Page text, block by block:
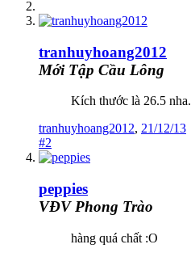
tranhuyhoang2012
Mới Tập Cầu Lông
Kích thước là 26.5 nha.
tranhuyhoang2012, 21/12/13
#2
peppies
VĐV Phong Trào
hàng quá chất :O